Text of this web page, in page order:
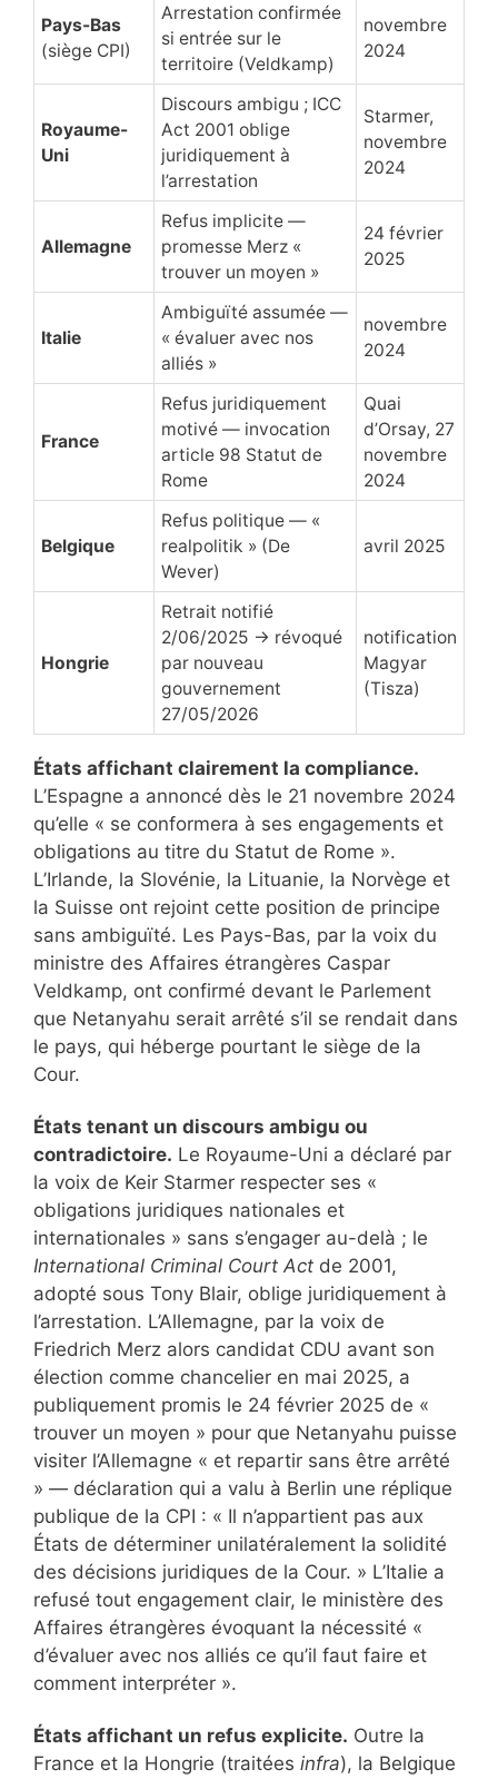
Pays-Bas
(siège CPI)
Arrestation confirmée
si entrée sur le
territoire (Veldkamp)
novembre
2024
Royaume-
Uni
Discours ambigu ; ICC
Act 2001 oblige
juridiquement à
l’arrestation
Starmer,
novembre
2024
Allemagne
Refus implicite —
promesse Merz «
trouver un moyen »
24 février
2025
Italie
Ambiguïté assumée —
« évaluer avec nos
alliés »
novembre
2024
France
Refus juridiquement
motivé — invocation
article 98 Statut de
Rome
Quai
d’Orsay, 27
novembre
2024
Belgique
Refus politique — «
realpolitik » (De
Wever)
avril 2025
Hongrie
Retrait notifié
2/06/2025 → révoqué
par nouveau
gouvernement
27/05/2026
notification
Magyar
(Tisza)
États affichant clairement la compliance.
L’Espagne a annoncé dès le 21 novembre 2024
qu’elle « se conformera à ses engagements et
obligations au titre du Statut de Rome ».
L’Irlande, la Slovénie, la Lituanie, la Norvège et
la Suisse ont rejoint cette position de principe
sans ambiguïté. Les Pays-Bas, par la voix du
ministre des Affaires étrangères Caspar
Veldkamp, ont confirmé devant le Parlement
que Netanyahu serait arrêté s’il se rendait dans
le pays, qui héberge pourtant le siège de la
Cour.
États tenant un discours ambigu ou
contradictoire. Le Royaume-Uni a déclaré par
la voix de Keir Starmer respecter ses «
obligations juridiques nationales et
internationales » sans s’engager au-delà ; le
International Criminal Court Act de 2001,
adopté sous Tony Blair, oblige juridiquement à
l’arrestation. L’Allemagne, par la voix de
Friedrich Merz alors candidat CDU avant son
élection comme chancelier en mai 2025, a
publiquement promis le 24 février 2025 de «
trouver un moyen » pour que Netanyahu puisse
visiter l’Allemagne « et repartir sans être arrêté
» — déclaration qui a valu à Berlin une réplique
publique de la CPI : « Il n’appartient pas aux
États de déterminer unilatéralement la solidité
des décisions juridiques de la Cour. » L’Italie a
refusé tout engagement clair, le ministère des
Affaires étrangères évoquant la nécessité «
d’évaluer avec nos alliés ce qu’il faut faire et
comment interpréter ».
États affichant un refus explicite. Outre la
France et la Hongrie (traitées infra), la Belgique